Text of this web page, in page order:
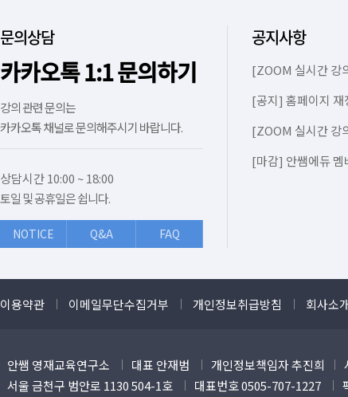
문의상담
카카오톡 1:1 문의하기
강의 관련 문의는
카카오톡 채널로 문의해주시기 바랍니다.
상담시간 10:00 ~ 18:00
토일 및 공휴일은 쉽니다.
NOTICE Q&A FAQ
공지사항
[ZOOM 실시간 강
[공지] 홈페이지 재
[ZOOM 실시간 강
[마감] 안쌤에듀 멤
이용약관 이메일무단수집거부 개인정보취급방침 회사소
안쌤 영재교육연구소 대표 안재범 개인정보책임자 추진희
서울 금천구 범안로 1130 504-1호
대표번호 0505-707-1227